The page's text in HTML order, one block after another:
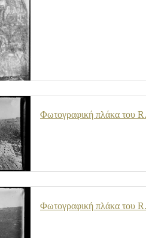
Φωτογραφική πλάκα του
Φωτογραφική πλάκα του R.